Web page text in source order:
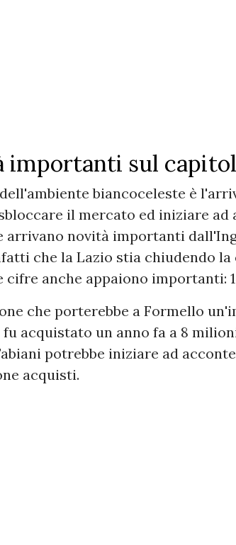
importanti sul
biancoceleste è
il mercato ed iniziare
arrivano novità importanti
che la Lazio stia chiudendo la
cifre anche appaiono importanti:
che porterebbe a Formello
fu acquistato un anno fa a 8
potrebbe iniziare ad
acquisti.